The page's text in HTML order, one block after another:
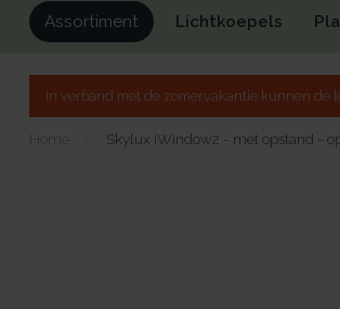
Assortiment Lichtkoepels
In verband met de zomervakantie kunnen de
Home Skylux iWindow2 - met opstand -